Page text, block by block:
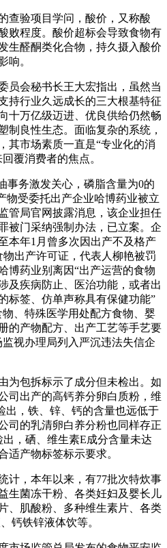
验项目学问，酸价，又称酸
败程度。酸价超标会导致食物有
生醛酮类化合物，持久摄入酸价
响。
会秘书长王大宏指出，虽然当
持行业久远成长的三大根基特征
十万亿级迈进、优良供给仍然畅
制良性生态。面临复杂的系统，
其市场素质一直是“专业化的消
覆消费者的焦点。
务激发关心，磷脂含量为0的
物受委托出产企业哈博药业被立
管局官网披露消息，该企业担任
被门采纳强制办法，已立案。企
本年1月曾多次因出产不及格产
出产许可证，代表人柳艳被罚
博药业别离因“出产运营的食物
及疾病防止、医治功能，或者出
标签、仿单声称具有保健功能”
、特殊医学用处配方食物、婴
的产物配方、出产工艺等手艺要
视办理局列入严沉违法失信企
包拆标示了成分但未检出。如
司出产的高钙养分卵白质粉，维
出，铁、锌、钙的含量也远低于
司的乳清卵白养分粉也同样存正
，硒、维生素E成分含量未达
适产物标签标示要求。
，本年以来，有77批次特炊事
生菌冻干粉、各类妊妇及婴长儿
、肌酸粉、多种维生素片、各类
钙铁锌液体饮等。